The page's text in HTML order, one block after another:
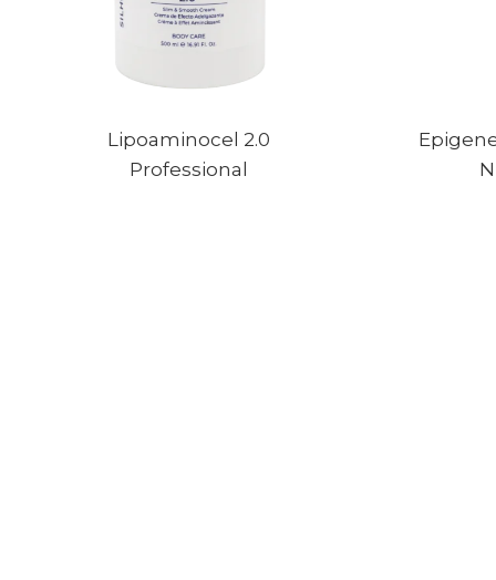
Lipoaminocel 2.0
Professional